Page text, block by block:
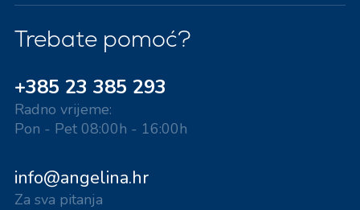
Trebate pomoć?
+385 23 385 293
Radno vrijeme:
Pon - Pet 08:00h - 16:00h
info@angelina.hr
Za sva pitanja